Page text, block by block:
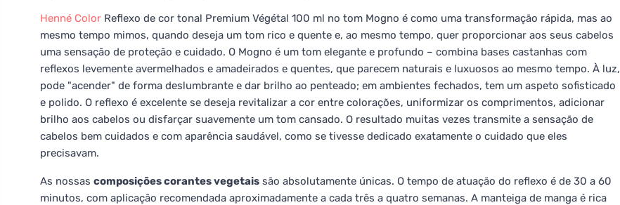
Henné Color Reflexo de cor tonal Premium Végétal 100 ml no tom Mogno é como uma transformação rápida, mas ao
mesmo tempo mimos, quando deseja um tom rico e quente e, ao mesmo tempo, quer proporcionar aos seus cabelos
uma sensação de proteção e cuidado. O Mogno é um tom elegante e profundo – combina bases castanhas com
reflexos levemente avermelhados e amadeirados e quentes, que parecem naturais e luxuosos ao mesmo tempo. À luz,
pode "acender" de forma deslumbrante e dar brilho ao penteado; em ambientes fechados, tem um aspeto sofisticado
e polido. O reflexo é excelente se deseja revitalizar a cor entre colorações, uniformizar os comprimentos, adicionar
brilho aos cabelos ou disfarçar suavemente um tom cansado. O resultado muitas vezes transmite a sensação de
cabelos bem cuidados e com aparência saudável, como se tivesse dedicado exatamente o cuidado que eles
precisavam.
As nossas composições corantes vegetais são absolutamente únicas. O tempo de atuação do reflexo é de 30 a 60
minutos, com aplicação recomendada aproximadamente a cada três a quatro semanas. A manteiga de manga é rica